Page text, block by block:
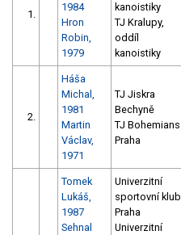
1.
1984
Hron
Robin,
1979
kanoistiky
TJ Kralupy,
oddíl
kanoistiky
2.
Háša
Michal,
1981
Martin
Václav,
1971
TJ Jiskra
Bechyně
TJ Bohemians
Praha
Tomek
Lukáš,
1987
Sehnal
Univerzitní
sportovní klub
Praha
Univerzitní